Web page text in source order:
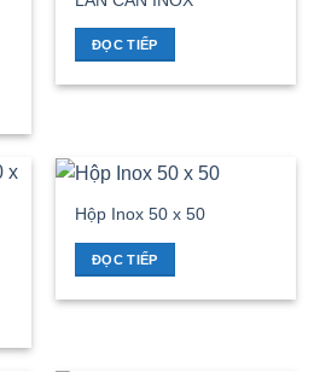
ĐỌC TIẾP
Hộp Inox 50 x 50
ĐỌC TIẾP